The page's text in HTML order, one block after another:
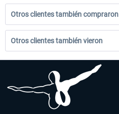
Otros clientes también compraron
Otros clientes también vieron